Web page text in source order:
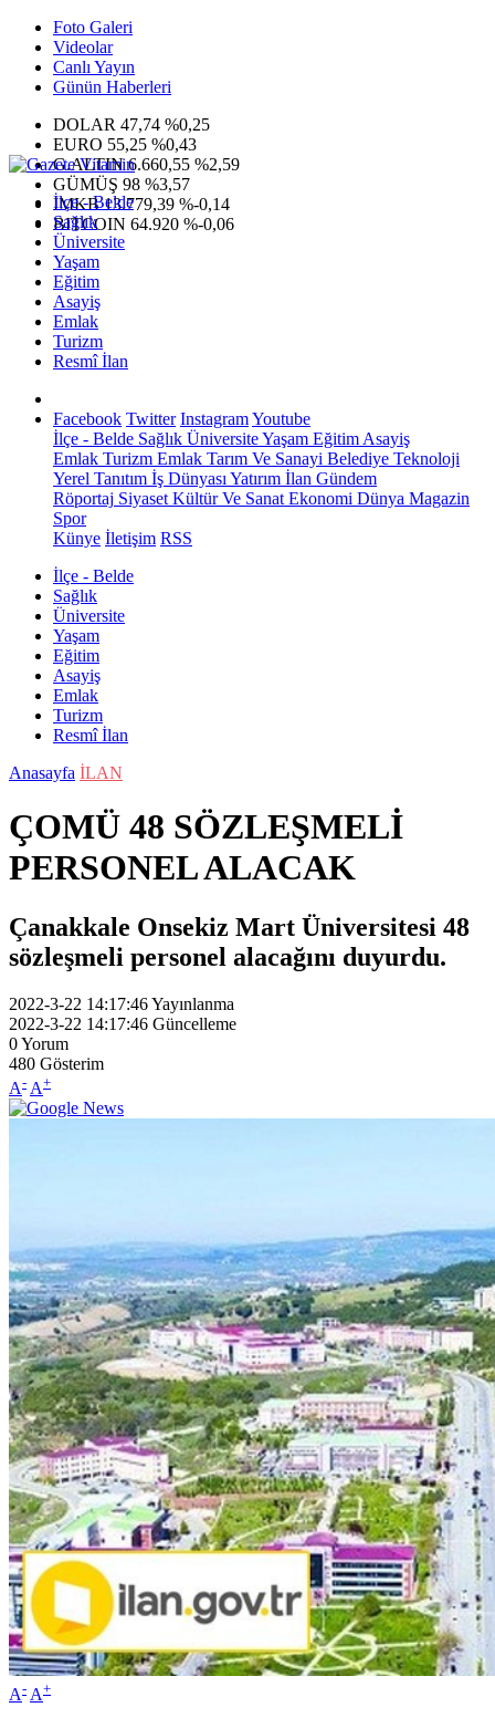
Foto Galeri
Videolar
Canlı Yayın
Günün Haberleri
DOLAR 47,74 %0,25
EURO 55,25 %0,43
G.ALTIN6.660,55 %2,59
GÜMÜŞ 98 %3,57
IMKB13.779,39 %-0,14
BITCOIN 64.920 %-0,06
İlçe - Belde
Sağlık
Üniversite
Yaşam
Eğitim
Asayiş
Emlak
Turizm
Resmî İlan
Facebook Twitter InstagramYoutube
İlçe - Belde Sağlık ÜniversiteYaşam Eğitim Asayiş
Emlak Turizm Emlak Tarım Ve Sanayi Belediye Teknoloji
Yerel Tanıtım İş Dünyası Yatırım İlan Gündem
Röportaj Siyaset Kültür Ve Sanat Ekonomi Dünya Magazin
Spor
Künye İletişim RSS
İlçe - Belde
Sağlık
Üniversite
Yaşam
Eğitim
Asayiş
Emlak
Turizm
Resmî İlan
Anasayfa İLAN
ÇOMÜ 48 SÖZLEŞMELİ
PERSONEL ALACAK
Çanakkale Onsekiz Mart Üniversitesi 48
sözleşmeli personel alacağını duyurdu.
2022-3-22 14:17:46Yayınlanma
2022-3-22 14:17:46 Güncelleme
0Yorum
480 Gösterim
A- A+
A- A+